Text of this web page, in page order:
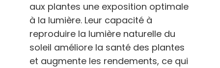
aux plantes une exposition optimale
à la lumière. Leur capacité à
reproduire la lumière naturelle du
soleil améliore la santé des plantes
et augmente les rendements, ce qui